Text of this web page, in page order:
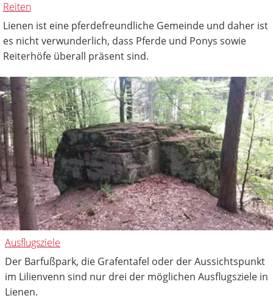
Reiten
Lienen ist eine pferdefreundliche Gemeinde und daher ist
es nicht verwunderlich, dass Pferde und Ponys sowie
Reiterhöfe überall präsent sind.
Ausflugsziele
Der Barfußpark, die Grafentafel oder der Aussichtspunkt
im Lilienvenn sind nur drei der möglichen Ausflugsziele in
Lienen.